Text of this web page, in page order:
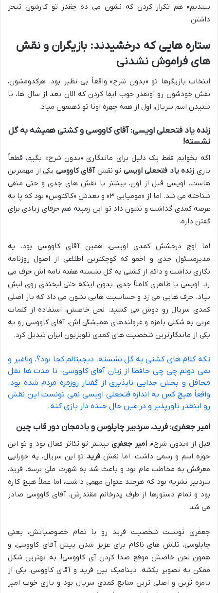
ببندیم» هم تکرار کردن که نشون می ده چقدر تو کارشون تبحر
داشتن.
ستاره هایی که درخشیدند: بازیگران و نقش
های فراموش نشدنی
انتخاب بازیگرها تو «بدون شرح» واقعاً بی نظیر بود. هرکدومشون،
نقش خودشون رو اونقدر خوب ایفا کردن که الان بعد از سال ها، با
شنیدن اسم سریال، اول از همه چهره اونا تو ذهنمون میاد.
زنده یاد فتحعلی اویسی: آقای کاووسی و کشتی همیشه به گل
نشسته!
اگه بخوایم فقط یک دلیل برای ماندگاری «بدون شرح» بگیم، قطعاً
بازی زنده یاد فتحعلی اویسی تو نقشآقای کاووسی یکی از مهمترین
هاست. اویسی قبل از اون، بیشتر با نقش های جدی و حتی منفی
شناخته می شد. اما از «مومیایی ۳» و بعدش «کاکتوس» بود که پا به
عرصه کمدی گذاشت و نشون داد تو این زمینه هم حرفای زیادی برای
گفتن داره.
اما اوج درخشش کمدی اویسی، همین آقای کاووسی بود. یه
مدیرمسئول جدی و اخمو که کوچکترین اطلاعی از اصول روزنامه
نگاری نداشت و دائم از کشتی به گل نشسته هفته نامه اش حرف می
زد. اویسی با ظاهری کاملاً جدی، بدون اینکه حتی لبخندی روی لبش
بیاد، حرف هایی می زد و حساسیت هایی نشون می داد که بار اصلی
کمدی سریال رو دوش می کشید. لحن خاصش، استفاده از کلمات
عربی به شکلی بامزه و غرولندهای همیشگی اش، آقای کاووسی رو به
یکی از ماندگارترین شخصیت های کمدی تلویزیون ایران تبدیل کرد.
تکه کلام های کشتی به گل نشسته، دیجیتالم کجا بود؟، ولاغیر و
نمی دونم چی چی حافظا از زبان آقای کاووسی، تا مدت ها نقل
محافل و بخش جدایی ناپذیری از گفتار روزمره مردم شده بود.
واقعاً هیچ کس به اندازه فتحعلی اویسی نمی تونست این نقش
رو اینقدر باورپذیر و در عین حال خنده دار بازی کنه.
امیر جعفری: فرید، سردبیر چاپلوس و بادمجان دور قاب چین
قبل از «بدون شرح»، امیر جعفری بیشتر تو تئاتر فعال بود و تو این
حوزه اسم و رسمی داشت. اما نقش فریدتو این سریال، یه جورایی
معرفش به مخاطب عام بود و باعث شد به شهرت ملی برسه. فرید،
سردبیر نشریه بود که هرچند عنوان مهمی داشت، اما عملاً هیچ کاره
بود و تمام دستورها از طرف پدرخانم مقتدرش، آقای کاووسی صادر
می شد.
جعفری تونست شخصیت فرید رو با تمام خصوصیاتش، یعنی
چاپلوسی، تلاش های ناکام برای عزیز شدن پیش آقای کاووسی، و
همون لحن خاصش موقع صدا کردن آی کاووسی!، به بهترین شکل
ممکن به تصویر بکشه. دینامیک بین فرید و آقای کاووسی، یکی از
بامزه ترین و اصلی ترین منابع کمدی سریال بود و بازی خوب امیر